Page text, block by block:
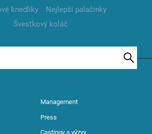
knedlíky
Nejlepší palačinky
Švestkový koláč
Management
Press
Castingy a výzvy